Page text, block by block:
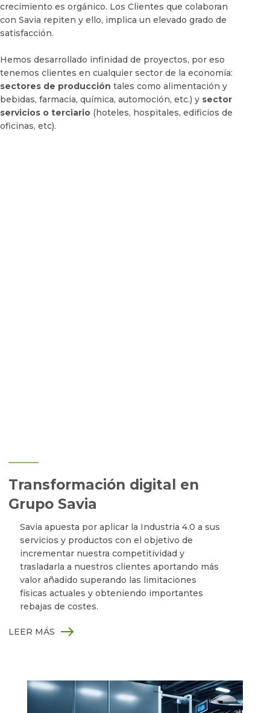
crecimiento es orgánico. Los Clientes que colaboran
con Savia repiten y ello, implica un elevado grado de
satisfacción.
Hemos desarrollado infinidad de proyectos, por eso
tenemos clientes en cualquier sector de la economía:
sectores de producción tales como alimentación y
bebidas, farmacia, química, automoción, etc.) y sector
servicios o terciario (hoteles, hospitales, edificios de
oficinas, etc).
Transformación digital en
Grupo Savia
Savia apuesta por aplicar la Industria 4.0 a sus
servicios y productos con el objetivo de
incrementar nuestra competitividad y
trasladarla a nuestros clientes aportando más
valor añadido superando las limitaciones
físicas actuales y obteniendo importantes
rebajas de costes.
LEER MÁS